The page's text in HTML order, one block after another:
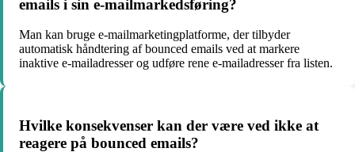
emails i sin e-mailmarkedsføring?
Man kan bruge e-mailmarketingplatforme, der tilbyder
automatisk håndtering af bounced emails ved at markere
inaktive e-mailadresser og udføre rene e-mailadresser fra listen.
Hvilke konsekvenser kan der være ved ikke at
reagere på bounced emails?